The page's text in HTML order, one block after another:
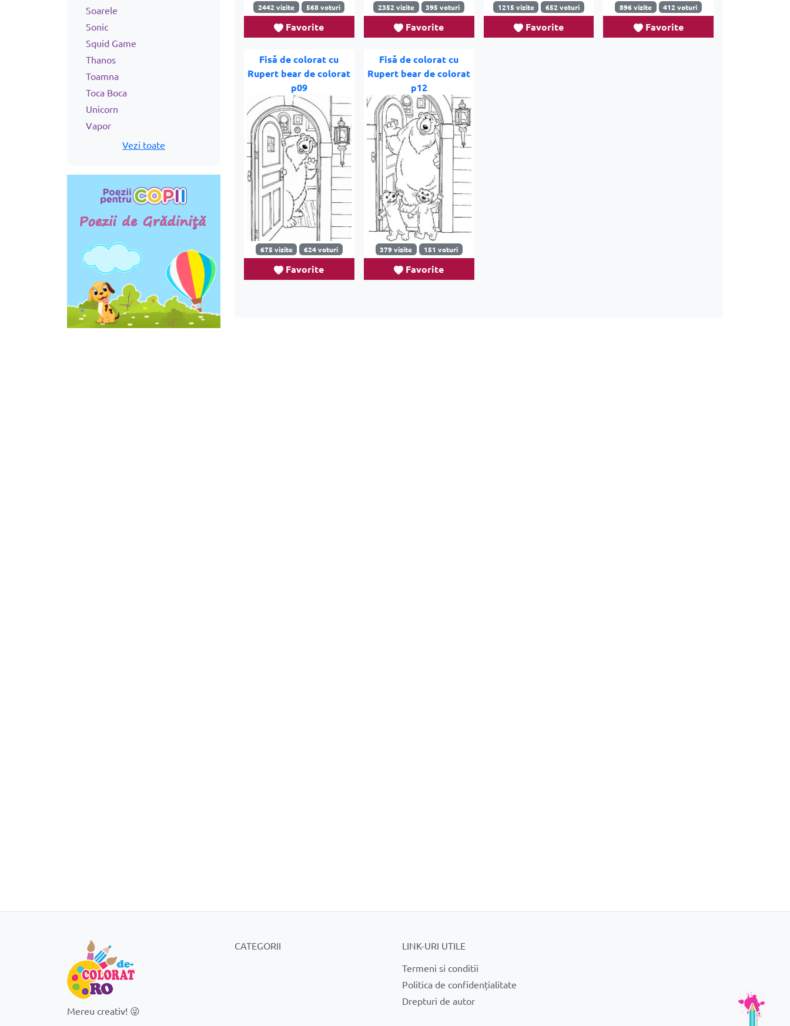
Soarele
Sonic
Squid Game
Thanos
Toamna
Toca Boca
Unicorn
Vapor
Vezi toate
2442 vizite 568 voturi
Favorite
2352 vizite 395 voturi
Favorite
1215 vizite 652 voturi
Favorite
896 vizite 412 voturi
Favorite
Fisă de colorat cu
Rupert bear de colorat
p09
675 vizite 624 voturi
Favorite
Fisă de colorat cu
Rupert bear de colorat
p12
379 vizite 151 voturi
Favorite
Mereu creativ! 😜
CATEGORII
LINK-URI UTILE
Termeni si conditii
Politica de confidențialitate
Drepturi de autor